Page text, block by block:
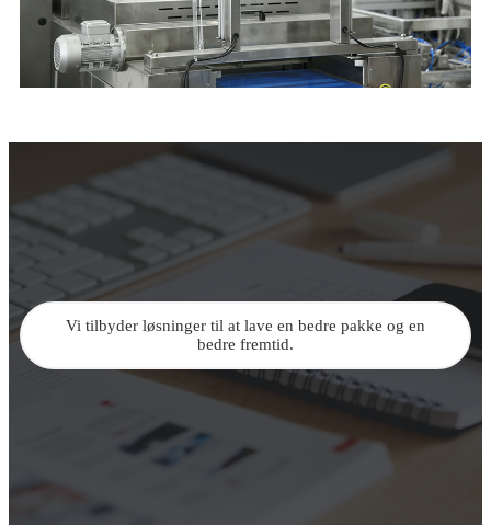
Vi tilbyder løsninger til at lave en bedre pakke og en
bedre fremtid.